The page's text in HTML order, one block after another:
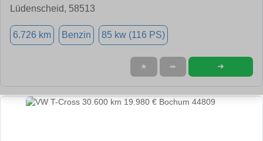
Lüdenscheid, 58513
6.726 km Benzin 85 kw (116 PS)
★ ➦ ➜